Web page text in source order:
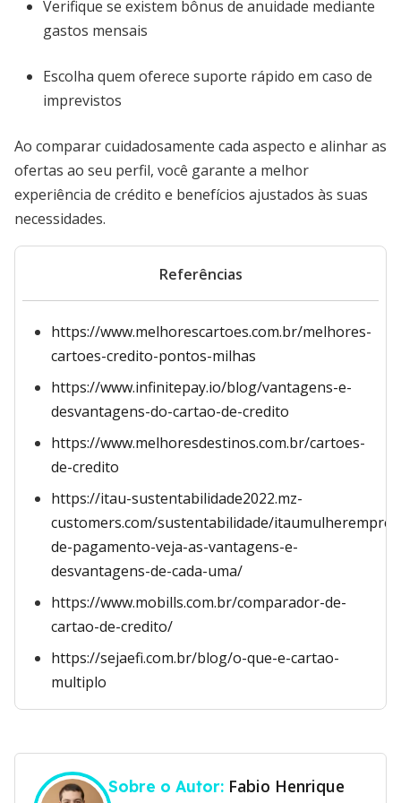
Verifique se existem bônus de anuidade mediante
gastos mensais
Escolha quem oferece suporte rápido em caso de
imprevistos
Ao comparar cuidadosamente cada aspecto e alinhar as
ofertas ao seu perfil, você garante a melhor
experiência de crédito e benefícios ajustados às suas
necessidades.
Referências
https://www.melhorescartoes.com.br/melhores-
cartoes-credito-pontos-milhas
https://www.infinitepay.io/blog/vantagens-e-
desvantagens-do-cartao-de-credito
https://www.melhoresdestinos.com.br/cartoes-
de-credito
https://itau-sustentabilidade2022.mz-
customers.com/sustentabilidade/
de-pagamento-veja-as-vantagens-e-
desvantagens-de-cada-uma/
https://www.mobills.com.br/comparador-de-
cartao-de-credito/
https://sejaefi.com.br/blog/o-que-e-cartao-
multiplo
Sobre o Autor: Fabio Henrique